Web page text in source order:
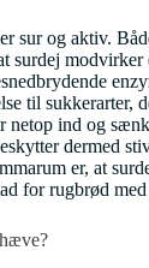
sur og aktiv.
surdej
til sukkerarter,
netop ind og
dermed
er, at
for rugbrød med